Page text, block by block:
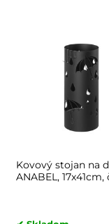
Kovový stojan na
ANABEL, 17x41cm,